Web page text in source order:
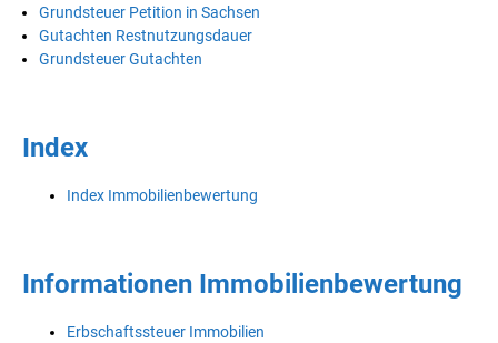
Grundsteuer Petition in Sachsen
Gutachten Restnutzungsdauer
Grundsteuer Gutachten
Index
Index Immobilienbewertung
Informationen Immobilienbewertung
Erbschaftssteuer Immobilien